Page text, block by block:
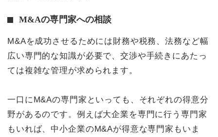
M&Aの専門家への相談
M&Aを成功させるためには財務や税務、法務など幅
広い専門的な知識が必要で、交渉や手続きにあたっ
ては複雑な管理が求められます。
一口にM&Aの専門家といっても、それぞれの得意分
野があるのです。例えば大企業を専門に行う専門家
もいれば、中小企業のM&Aが得意な専門家もいま